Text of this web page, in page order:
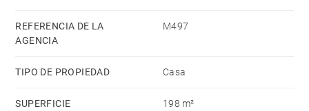
REFERENCIA DE LA
AGENCIA
M497
TIPO DE PROPIEDAD Casa
SUPERFICIE 198 m²